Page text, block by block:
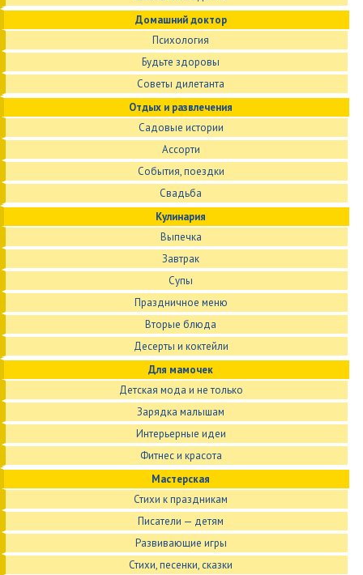
Домашний доктор
Психология
Будьте здоровы
Советы дилетанта
Отдых и развлечения
Садовые истории
Ассорти
События, поездки
Свадьба
Кулинария
Выпечка
Завтрак
Супы
Праздничное меню
Вторые блюда
Десерты и коктейли
Для мамочек
Детская мода и не только
Зарядка малышам
Интерьерные идеи
Фитнес и красота
Мастерская
Стихи к праздникам
Писатели — детям
Развивающие игры
Стихи, песенки, сказки